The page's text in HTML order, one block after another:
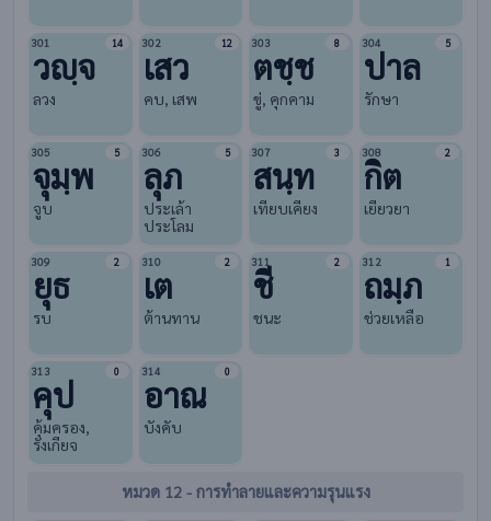
301 14
วญฺจ
ลวง
302 12
เสว
คบ, เสพ
303 8
ตชฺช
ขู่, คุกคาม
304 5
ปาล
รักษา
305 5
จุมฺพ
จูบ
306 5
ลุภ
ประเล้า
ประโลม
307 3
สนฺท
เทียบเคียง
308 2
กิต
เยียวยา
309 2
ยุธ
รบ
310 2
เต
ต้านทาน
311 2
ชี
ชนะ
312 1
ถมฺภ
ช่วยเหลือ
313 0
คุป
คุ้มครอง,
รังเกียจ
314 0
อาณ
บังคับ
หมวด 12 - การทำลายและความรุนแรง